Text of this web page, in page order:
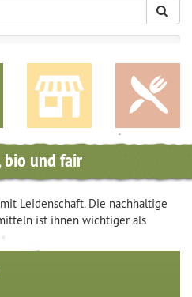
und fair
Leidenschaft. Die nachhaltige
ist ihnen wichtiger als